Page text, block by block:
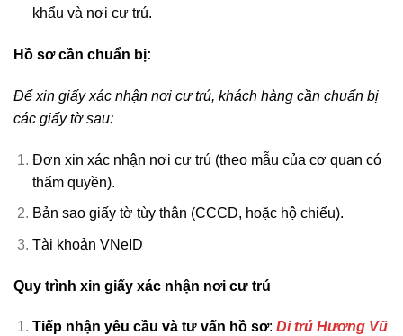
khẩu và nơi cư trú.
Hồ sơ cần chuẩn bị:
Để xin giấy xác nhận nơi cư trú, khách hàng cần chuẩn bị
các giấy tờ sau:
Đơn xin xác nhận nơi cư trú (theo mẫu của cơ quan có
thẩm quyền).
Bản sao giấy tờ tùy thân (CCCD, hoặc hộ chiếu).
Tài khoản VNeID
Quy trình xin giấy xác nhận nơi cư trú
Tiếp nhận yêu cầu và tư vấn hồ sơ: Di trú Hương Vũ